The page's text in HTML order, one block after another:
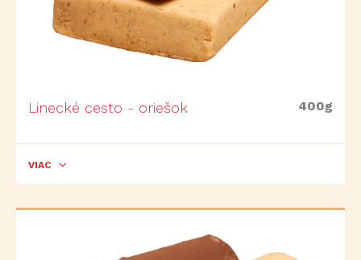
Linecké cesto - oriešok 400g
VIAC